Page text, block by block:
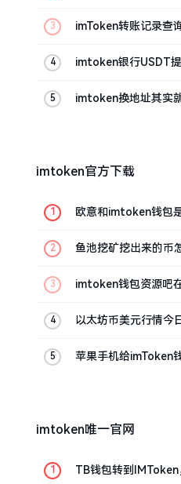
imToken转账记录查
imtoken银行USDT
imtoken换地址其实
imtoken官方下载
欧意和imtoken钱包
鱼池挖矿挖出来的币
imtoken钱包资源吧
以太坊币美元行情今
苹果手机给imToken
imtoken唯一官网
TB钱包转到IMToken